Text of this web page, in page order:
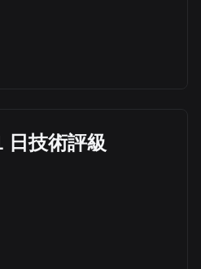
日技術評級